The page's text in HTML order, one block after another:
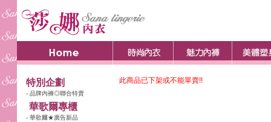
特別企劃
- 品牌內褲◎聯合特賣
華歌爾專櫃
- 華歌爾★廣告新品
此商品已下架或不能單賣!!